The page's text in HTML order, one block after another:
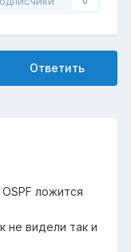
Ответить
ложится
не видели так и